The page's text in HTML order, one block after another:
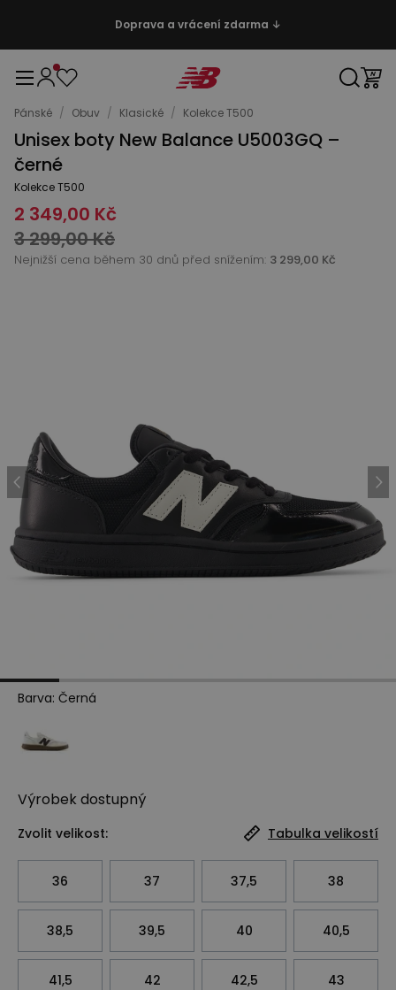
Doprava a vrácení zdarma ↓
Pánské / Obuv / Klasické / Kolekce T500
Unisex boty New Balance U5003GQ –
černé
Kolekce T500
2 349,00 Kč
3 299,00 Kč
Nejnižší cena během 30 dnů před snížením: 3 299,00 Kč
Barva: Černá
Výrobek dostupný
Zvolit velikost: Tabulka velikostí
36 37 37,5 38
38,5 39,5 40 40,5
41,5 42 42,5 43